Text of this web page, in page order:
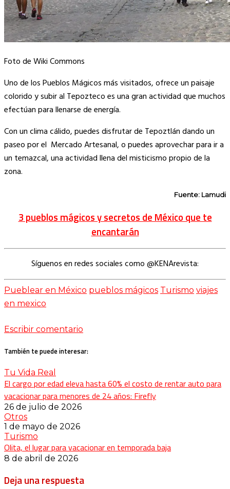
Foto de Wiki Commons
Uno de los Pueblos Mágicos más visitados, ofrece un paisaje
colorido y subir al Tepozteco es una gran actividad que muchos
efectúan para llenarse de energía.
Con un clima cálido, puedes disfrutar de Tepoztlán dando un
paseo por el Mercado Artesanal, o puedes aprovechar para ir a
un temazcal, una actividad llena del misticismo propio de la
zona.
Fuente: Lamudi
3 pueblos mágicos y secretos de México que te
encantarán
Síguenos en redes sociales como @KENArevista:
Pueblear en México pueblos mágicos Turismo viajes
en mexico
Escribir comentario
También te puede interesar:
Tu Vida Real
El cargo por edad eleva hasta 60% el costo de rentar auto para
vacacionar para menores de 24 años: Firefly
26 de julio de 2026
Otros
1 de mayo de 2026
Turismo
Olita, el lugar para vacacionar en temporada baja
8 de abril de 2026
Deja una respuesta